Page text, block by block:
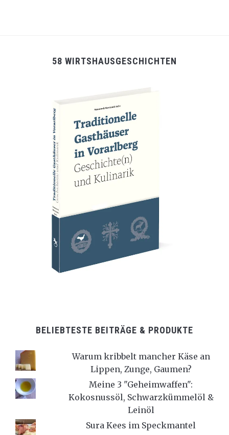
58 WIRTSHAUSGESCHICHTEN
BELIEBTESTE BEITRÄGE & PRODUKTE
Warum kribbelt mancher Käse an
Lippen, Zunge, Gaumen?
Meine 3 "Geheimwaffen":
Kokosnussöl, Schwarzkümmelöl &
Leinöl
Sura Kees im Speckmantel